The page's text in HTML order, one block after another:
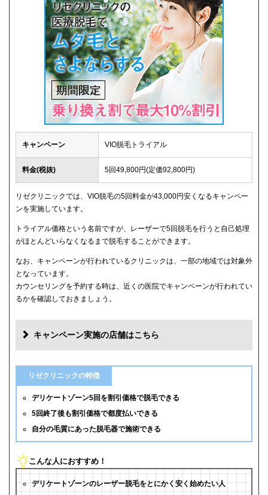
キャンペーン VIO脱毛トライアル
料金(税抜) 5回49,800円(定価92,800円)
リゼクリニックでは、VIO脱毛の5回料金が43,000円安くなるキャンペー
ンを実施しています。
トライアル価格という名前ですが、レーザーで5回脱毛を行うと自己処理
がほとんどいらなくなるまで脱毛することができます。
なお、キャンペーンが行われているクリニックは、一部の地域では対象外
となっています。
カウンセリングを予約する時は、近くの医院でキャンペーンが行われてい
るかを確認しておきましょう。
キャンペーン実施の店舗はこちら
リゼクリニックの特徴
デリケートゾーン5回を割引価格で脱毛できる
5回終了後も割引価格で都度払いできる
自分の毛質にあった脱毛器で施術できる
こんな人におすすめ！
デリケートゾーンのレーザー脱毛をとにかく安く始めたい人